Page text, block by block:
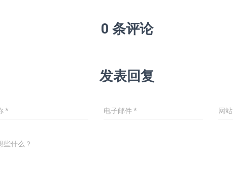
0 条评论
发表回复
* 电子邮件* 网站
些什么？